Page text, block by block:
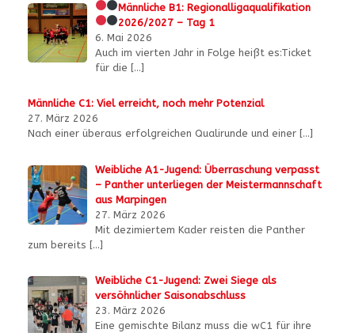
Männliche B1:Regionalligaqualifikation
2026/2027 – Tag 1
6. Mai 2026
Auch im vierten Jahr in Folge heißt es:Ticket
für die […]
Männliche C1: Viel erreicht, noch mehr Potenzial
27. März 2026
Nach einer überaus erfolgreichen Qualirunde und einer […]
Weibliche A1-Jugend: Überraschung verpasst
– Panther unterliegen der Meistermannschaft
aus Marpingen
27. März 2026
Mit dezimiertem Kader reisten die Panther
zum bereits […]
Weibliche C1-Jugend: Zwei Siege als
versöhnlicher Saisonabschluss
23. März 2026
Eine gemischte Bilanz muss die wC1 für ihre